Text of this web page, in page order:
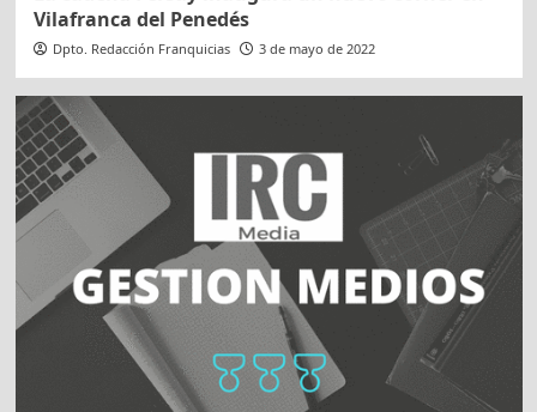
Vilafranca del Penedés
Dpto. Redacción Franquicias 3 de mayo de 2022